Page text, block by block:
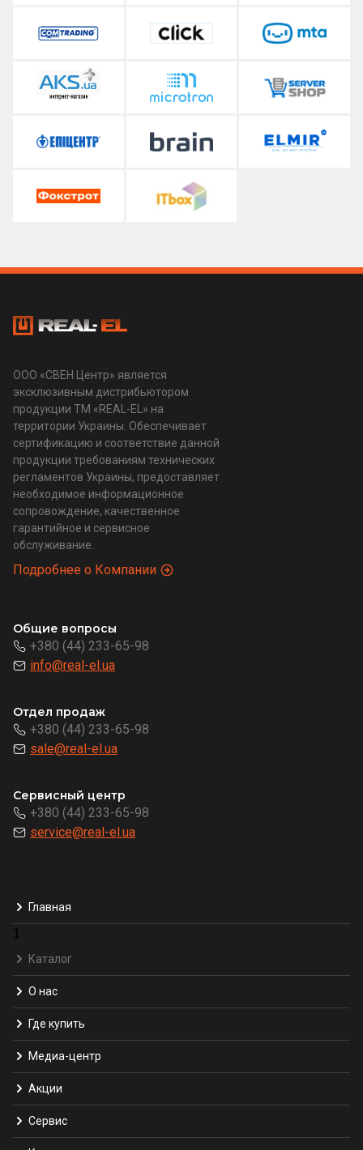
ООО «СВЕН Центр» является
эксклюзивным дистрибьютором
продукции ТМ «REAL-EL» на
территории Украины. Обеспечивает
сертификацию и соответствие данной
продукции требованиям технических
регламентов Украины, предоставляет
необходимое информационное
сопровождение, качественное
гарантийное и сервисное
обслуживание.
Подробнее о Компании
Общие вопросы
+380 (44) 233-65-98
info@real-el.ua
Отдел продаж
+380 (44) 233-65-98
sale@real-el.ua
Сервисный центр
+380 (44) 233-65-98
service@real-el.ua
Главная
1
Каталог
О нас
Где купить
Медиа-центр
Акции
Сервис